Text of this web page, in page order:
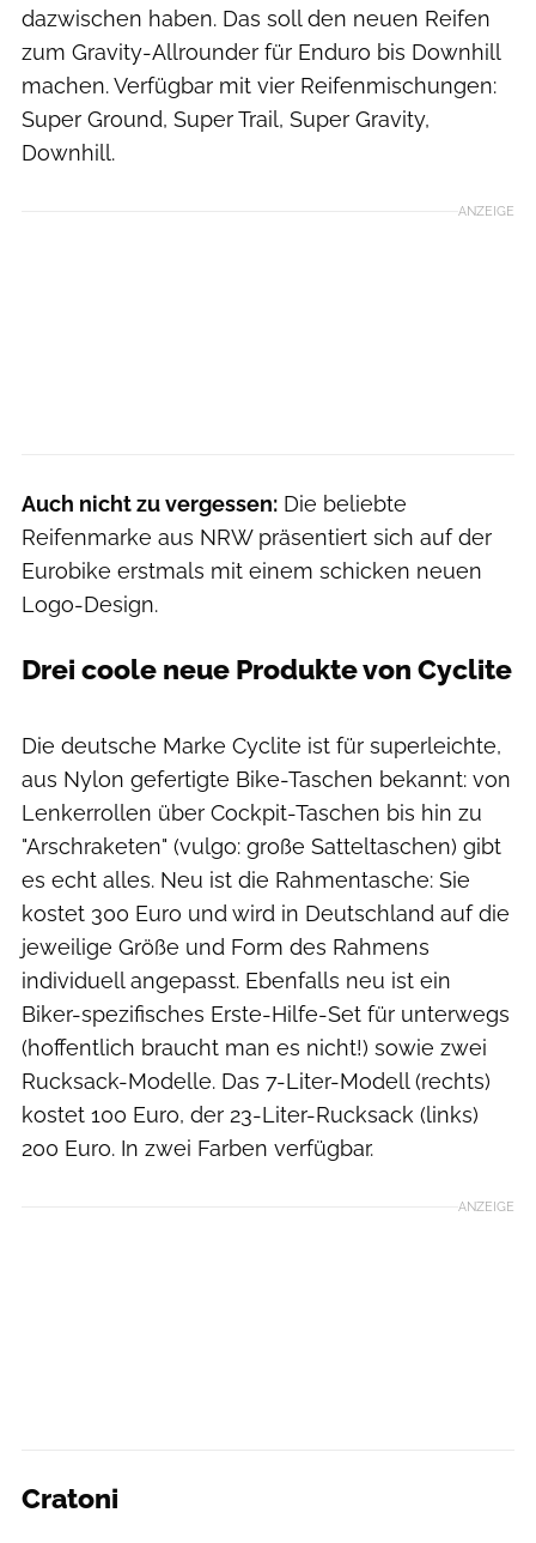
dazwischen haben. Das soll den neuen Reifen
zum Gravity-Allrounder für Enduro bis Downhill
machen. Verfügbar mit vier Reifenmischungen:
Super Ground, Super Trail, Super Gravity,
Downhill.
ANZEIGE
Auch nicht zu vergessen: Die beliebte
Reifenmarke aus NRW präsentiert sich auf der
Eurobike erstmals mit einem schicken neuen
Logo-Design.
Drei coole neue Produkte von Cyclite
Die deutsche Marke Cyclite ist für superleichte,
aus Nylon gefertigte Bike-Taschen bekannt: von
Lenkerrollen über Cockpit-Taschen bis hin zu
"Arschraketen" (vulgo: große Satteltaschen) gibt
es echt alles. Neu ist die Rahmentasche: Sie
kostet 300 Euro und wird in Deutschland auf die
jeweilige Größe und Form des Rahmens
individuell angepasst. Ebenfalls neu ist ein
Biker-spezifisches Erste-Hilfe-Set für unterwegs
(hoffentlich braucht man es nicht!) sowie zwei
Rucksack-Modelle. Das 7-Liter-Modell (rechts)
kostet 100 Euro, der 23-Liter-Rucksack (links)
200 Euro. In zwei Farben verfügbar.
ANZEIGE
Cratoni